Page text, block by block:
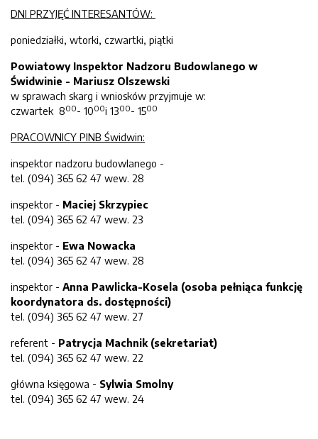
DNI PRZYJĘĆ INTERESANTÓW:
poniedziałki, wtorki, czwartki, piątki
Powiatowy Inspektor Nadzoru Budowlanego w
Świdwinie - Mariusz Olszewski
w sprawach skarg i wniosków przyjmuje w:
czwartek 800- 1000i 1300- 1500
PRACOWNICY PINB Świdwin:
inspektor nadzoru budowlanego -
tel. (094) 365 62 47 wew. 28
inspektor - Maciej Skrzypiec
tel. (094) 365 62 47 wew. 23
inspektor - Ewa Nowacka
tel. (094) 365 62 47 wew. 28
inspektor - Anna Pawlicka-Kosela (osoba pełniąca funkcję
koordynatora ds. dostępności)
tel. (094) 365 62 47 wew. 27
referent - Patrycja Machnik (sekretariat)
tel. (094) 365 62 47 wew. 22
główna księgowa - Sylwia Smolny
tel. (094) 365 62 47 wew. 24